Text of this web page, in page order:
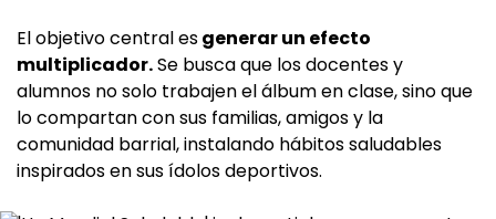
El objetivo central esgenerar un efecto
multiplicador.Se busca que los docentes y
alumnos no solo trabajen el álbum en clase, sino que
lo compartan con sus familias, amigos y la
comunidad barrial, instalando hábitos saludables
inspirados en sus ídolos deportivos.